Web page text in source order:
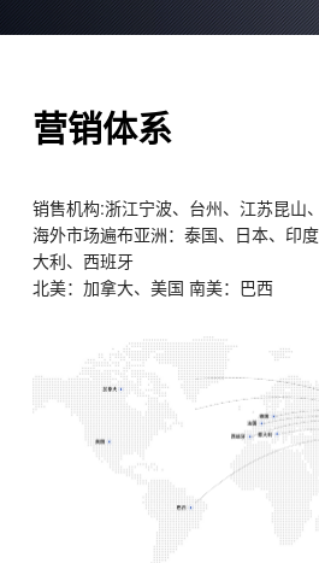
营销体系
销售机构:浙江宁波、台州、江苏昆山
海外市场遍布亚洲：泰国、日本、印
大利、西班牙
北美：加拿大、美国 南美：巴西